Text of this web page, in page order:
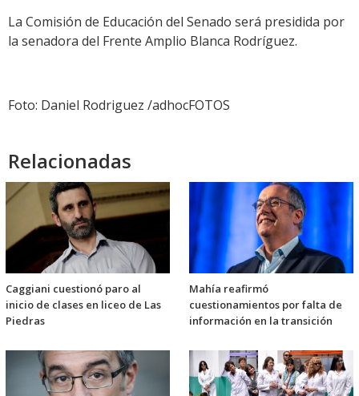
La Comisión de Educación del Senado será presidida por
la senadora del Frente Amplio Blanca Rodríguez.
Foto: Daniel Rodriguez /adhocFOTOS
Relacionadas
Caggiani cuestionó paro al
inicio de clases en liceo de Las
Piedras
Mahía reafirmó
cuestionamientos por falta de
información en la transición